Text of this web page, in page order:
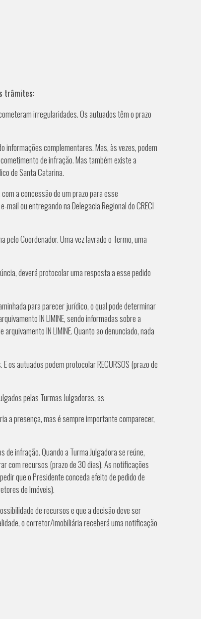
trâmites:
irregularidades. Os autuados têm o prazo
informações complementares. Mas, às vezes, podem
de infração. Mas também existe a
de Santa Catarina.
a concessão de um prazo para esse
ou entregando na Delegacia Regional do CRECI
pelo Coordenador. Uma vez lavrado o Termo, uma
deverá protocolar uma resposta a esse pedido
para parecer jurídico, o qual pode determinar
IN LIMINE, sendo informadas sobre a
IN LIMINE. Quanto ao denunciado, nada
os autuados podem protocolar RECURSOS (prazo de
pelas Turmas Julgadoras, as
a presença, mas é sempre importante comparecer,
de infração. Quando a Turma Julgadora se reúne,
com recursos (prazo de 30 dias). As notificações
que o Presidente conceda efeito de pedido de
de Imóveis).
de recursos e que a decisão deve ser
o corretor/imobiliária receberá uma notificação